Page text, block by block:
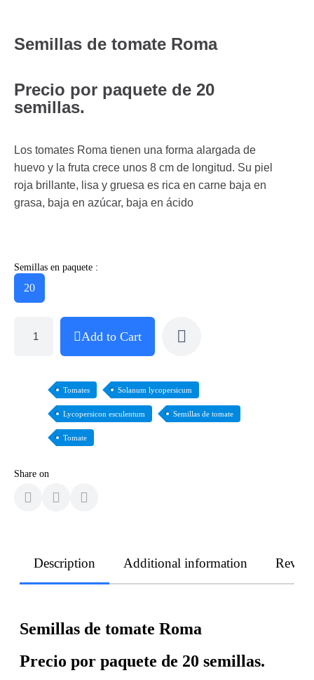
Semillas de tomate Roma
Precio por paquete de 20
semillas.
Los tomates Roma tienen una forma alargada de
huevo y la fruta crece unos 8 cm de longitud. Su piel
roja brillante, lisa y gruesa es rica en carne baja en
grasa, baja en azúcar, baja en ácido
Semillas en paquete :
20
Add to Cart
Tomates Solanum lycopersicum
Lycopersicon esculentum Semillas de tomate
Tomate
Share on
Description Additional information
Semillas de tomate Roma
Precio por paquete de 20 semillas.